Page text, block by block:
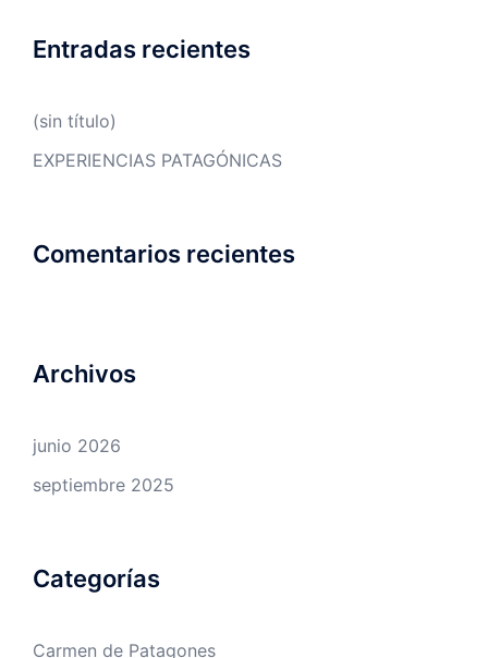
Entradas recientes
(sin título)
EXPERIENCIAS PATAGÓNICAS
Comentarios recientes
Archivos
junio 2026
septiembre 2025
Categorías
Carmen de Patagones